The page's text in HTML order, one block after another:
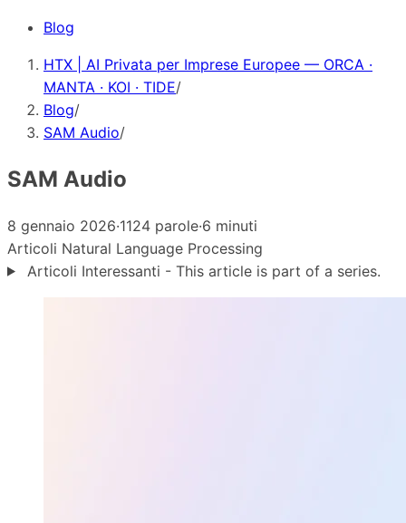
Blog
HTX | AI Privata per Imprese Europee — ORCA ·
MANTA · KOI · TIDE/
Blog/
SAM Audio/
SAM Audio
8 gennaio 2026·1124 parole·6 minuti
Articoli Natural Language Processing
Articoli Interessanti - This article is part of a series.